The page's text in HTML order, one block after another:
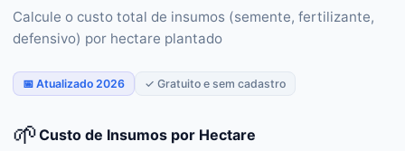
Calcule o custo total de insumos (semente, fertilizante,
defensivo) por hectare plantado
📅 Atualizado 2026 ✓ Gratuito e sem cadastro
🌱Custo de Insumos por Hectare